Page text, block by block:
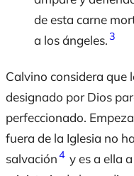
de esta carne
a los ángeles.3
Calvino considera que
designado por Dios
perfeccionado.
fuera de la Iglesia no
salvación4 y es a ella